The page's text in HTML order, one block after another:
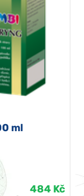
ml
484 Kč